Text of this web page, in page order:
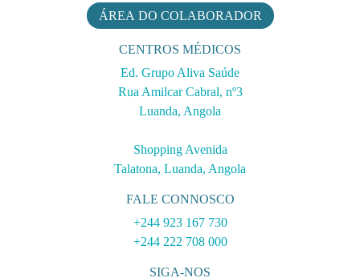
ÁREA DO COLABORADOR
CENTROS MÉDICOS
Ed. Grupo Aliva Saúde
Rua Amilcar Cabral, nº3
Luanda, Angola
Shopping Avenida
Talatona, Luanda, Angola
FALE CONNOSCO
+244 923 167 730
+244 222 708 000
SIGA-NOS